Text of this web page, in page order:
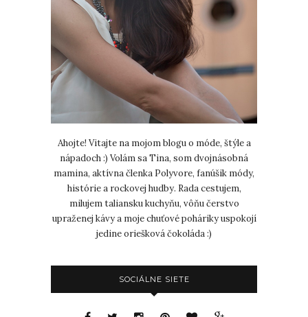
Ahojte! Vitajte na mojom blogu o móde, štýle a
nápadoch :) Volám sa Tina, som dvojnásobná
mamina, aktívna členka Polyvore, fanúšik módy,
histórie a rockovej hudby. Rada cestujem,
milujem taliansku kuchyňu, vôňu čerstvo
upraženej kávy a moje chuťové poháriky uspokojí
jedine oriešková čokoláda :)
SOCIÁLNE SIETE